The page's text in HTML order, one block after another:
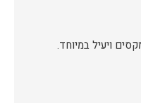
ויעיל במיוחד.